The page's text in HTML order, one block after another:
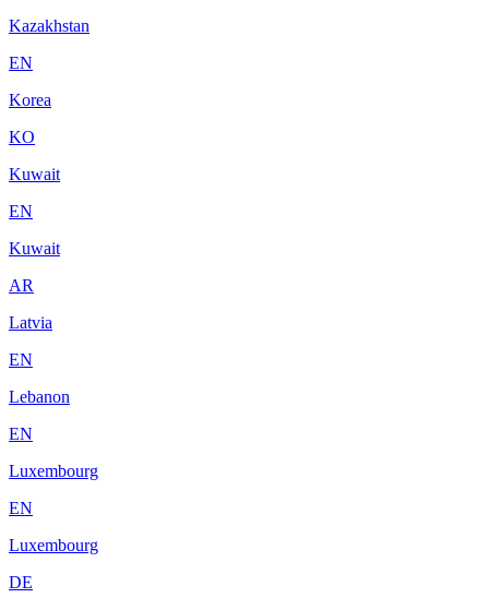
Kazakhstan
EN
Korea
KO
Kuwait
EN
Kuwait
AR
Latvia
EN
Lebanon
EN
Luxembourg
EN
Luxembourg
DE